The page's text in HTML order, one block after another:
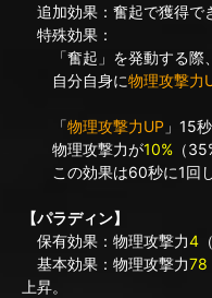
追加効果：奮起で獲得で
特殊効果：
「奮起」を発動する際、
自分自身に物理攻撃力
「物理攻撃力UP 」15秒
物理攻撃力が10% （
この効果は60秒に1回し
【パラディン】
保有効果：物理攻撃力4
基本効果：物理攻撃力78
上昇。